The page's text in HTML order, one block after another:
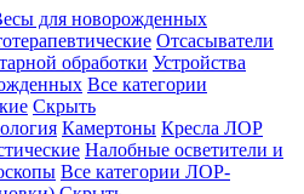
для новорожденных
Отсасыватели
обработки Устройства
Все категории
Скрыть
Камертоны Кресла ЛОР
Налобные осветители и
Все категории ЛОР-